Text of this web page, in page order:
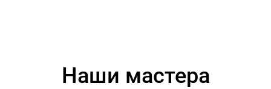
Наши мастера